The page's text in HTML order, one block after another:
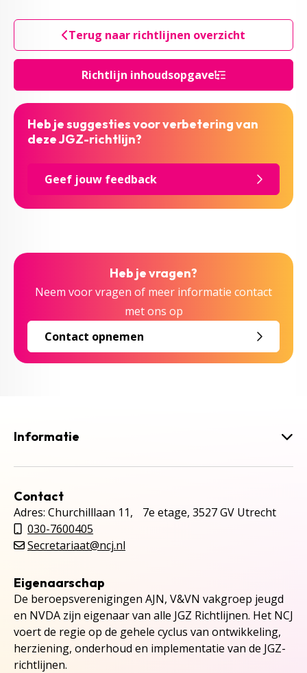
Richtlijn inhoudsopgave
Terug naar richtlijnen overzicht
Heb je suggesties voor verbetering van
deze JGZ-richtlijn?
Geef jouw feedback
Heb je vragen?
Neem voor vragen of meer informatie contact
met ons op
Contact opnemen
Informatie
Contact
Adres: Churchilllaan 11, 7e etage, 3527 GV Utrecht
030-7600405
Secretariaat@ncj.nl
Eigenaarschap
De beroepsverenigingen AJN, V&VN vakgroep jeugd
en NVDA zijn eigenaar van alle JGZ Richtlijnen. Het NCJ
voert de regie op de gehele cyclus van ontwikkeling,
herziening, onderhoud en implementatie van de JGZ-
richtlijnen.